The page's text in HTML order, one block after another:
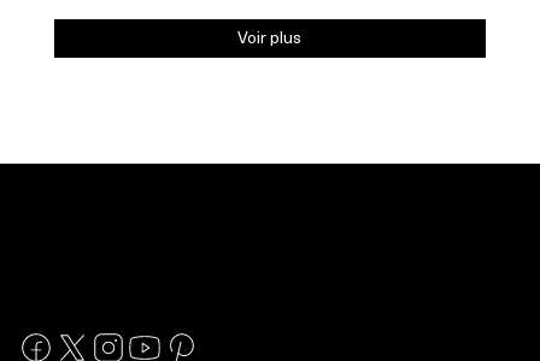
Voir plus